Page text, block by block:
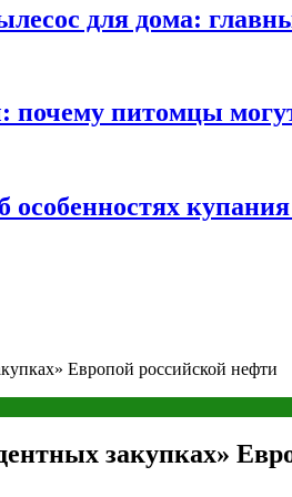
для дома:
питомцы
особенностях
Европой российской нефти
закупках»